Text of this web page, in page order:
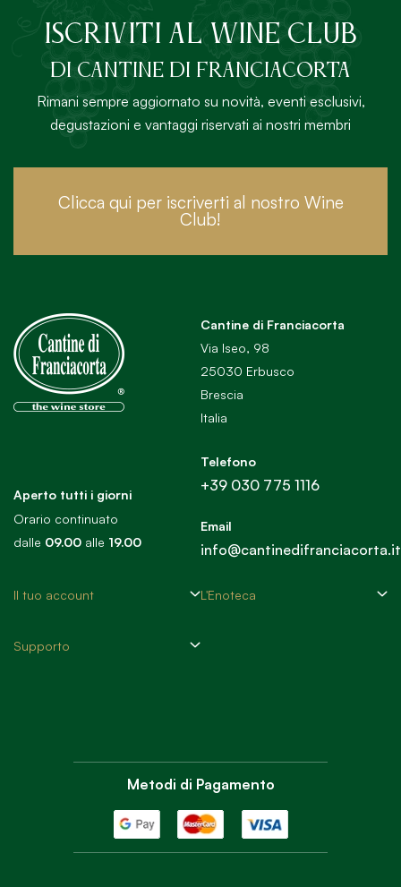
ISCRIVITI AL Wine Club
DI Cantine di Franciacorta
Rimani sempre aggiornato su novità, eventi esclusivi,
degustazioni e vantaggi riservati ai nostri membri
Clicca qui per iscriverti al nostro Wine
Club!
Aperto tutti i giorni
Orario continuato
dalle 09.00 alle 19.00
Cantine di Franciacorta
Via Iseo, 98
25030 Erbusco
Brescia
Italia
Telefono
+39 030 775 1116
Email
info@cantinedifranciacorta.it
Il tuo account L'Enoteca
Supporto
Metodi di Pagamento